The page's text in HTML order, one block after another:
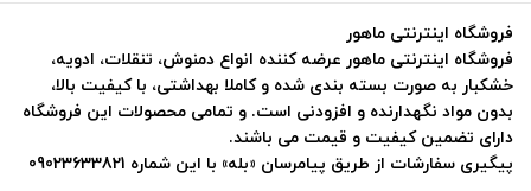
فروشگاه اینترنتی ماهور
فروشگاه اینترنتی ماهور عرضه کننده انواع دمنوش، تنقلات، ادویه،
خشکبار به صورت بسته بندی شده و کاملا بهداشتی، با کیفیت بالا،
بدون مواد نگهدارنده و افزودنی است. و تمامی محصولات این فروشگاه
دارای تضمین کیفیت و قیمت می باشند.
پیگیری سفارشات از طریق پیامرسان «بله» با این شماره 09023633821